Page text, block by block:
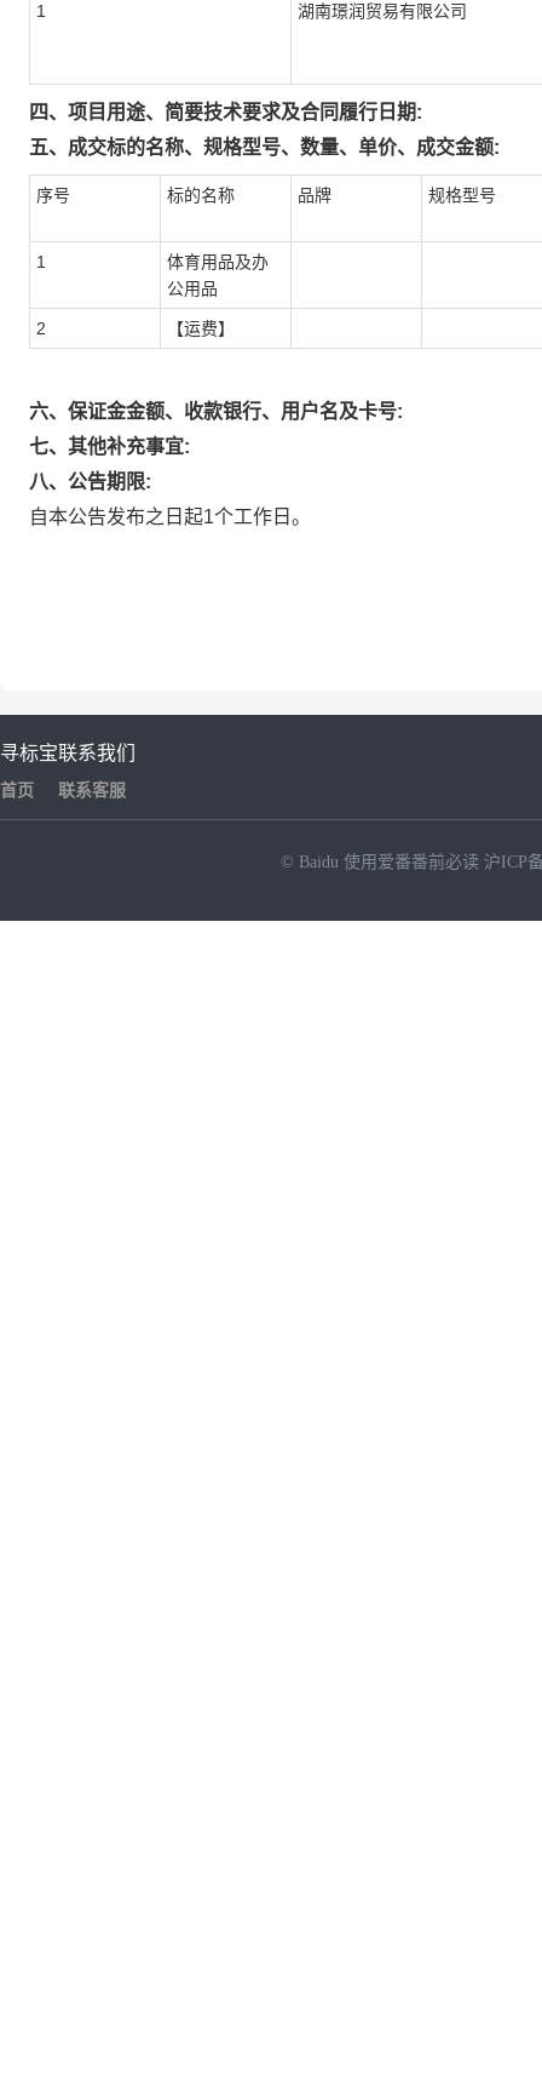
1 湖南璟润贸易有限公司
四、项目用途、简要技术要求及合同履行日期:
五、成交标的名称、规格型号、数量、单价、成交金额:
序号 标的名称 品牌 规格型号
1
体育用品及办
公用品
2 【运费】
六、保证金金额、收款银行、用户名及卡号:
七、其他补充事宜:
八、公告期限:
自本公告发布之日起1个工作日。
寻标宝
首页
联系我们
联系客服
© Baidu 使用爱番番前必读 沪ICP